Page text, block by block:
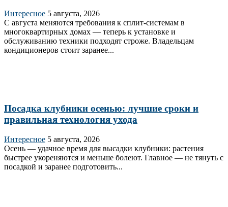
Интересное 5 августа, 2026
С августа меняются требования к сплит‑системам в
многоквартирных домах — теперь к установке и
обслуживанию техники подходят строже. Владельцам
кондиционеров стоит заранее...
Посадка клубники осенью: лучшие сроки и
правильная технология ухода
Интересное 5 августа, 2026
Осень — удачное время для высадки клубники: растения
быстрее укореняются и меньше болеют. Главное — не тянуть с
посадкой и заранее подготовить...